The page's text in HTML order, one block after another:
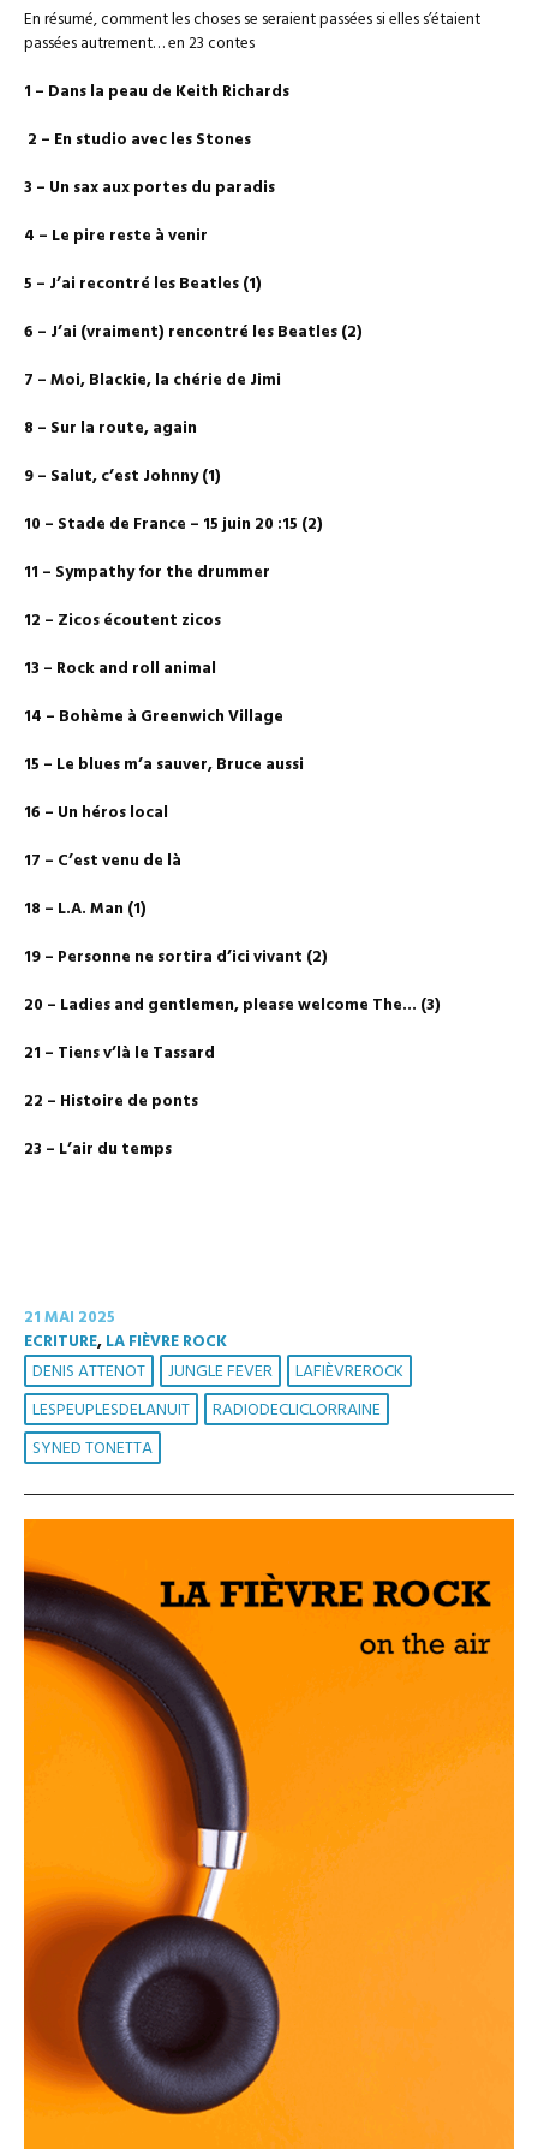
En résumé, comment les choses se seraient passées si elles s’étaient
passées autrement… en 23 contes
1 – Dans la peau de Keith Richards
2 – En studio avec les Stones
3 – Un sax aux portes du paradis
4 – Le pire reste à venir
5 – J’ai recontré les Beatles (1)
6 – J’ai (vraiment) rencontré les Beatles (2)
7 – Moi, Blackie, la chérie de Jimi
8 – Sur la route, again
9 – Salut, c’est Johnny (1)
10 – Stade de France – 15 juin 20 :15 (2)
11 – Sympathy for the drummer
12 – Zicos écoutent zicos
13 – Rock and roll animal
14 – Bohème à Greenwich Village
15 – Le blues m’a sauver, Bruce aussi
16 – Un héros local
17 – C’est venu de là
18 – L.A. Man (1)
19 – Personne ne sortira d’ici vivant (2)
20 – Ladies and gentlemen, please welcome The… (3)
21 – Tiens v’là le Tassard
22 – Histoire de ponts
23 – L’air du temps
21 MAI 2025
ECRITURE,LA FIÈVRE ROCK
DENIS ATTENOT JUNGLE FEVER
LAFIÈVREROCK
LESPEUPLESDELANUIT
RADIODECLICLORRAINE
SYNED TONETTA